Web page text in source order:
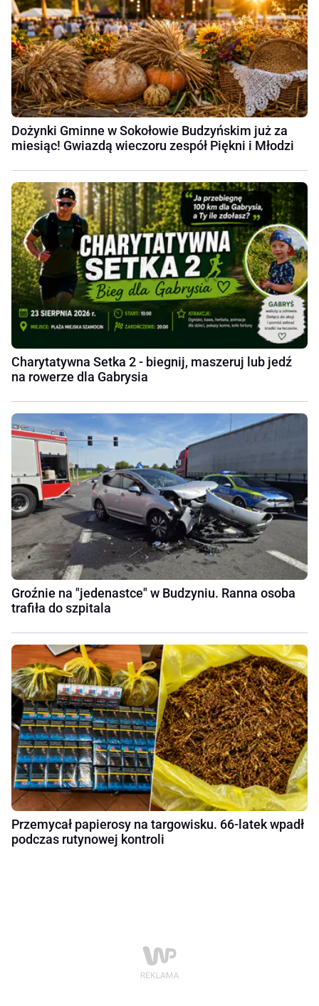
Dożynki Gminne w Sokołowie Budzyńskim już za
miesiąc! Gwiazdą wieczoru zespół Piękni i Młodzi
Charytatywna Setka 2 - biegnij, maszeruj lub jedź
na rowerze dla Gabrysia
Groźnie na "jedenastce" w Budzyniu. Ranna osoba
trafiła do szpitala
Przemycał papierosy na targowisku. 66-latek wpadł
podczas rutynowej kontroli